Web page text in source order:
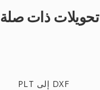
تحويلات ذات صلة
PLT إلى DXF